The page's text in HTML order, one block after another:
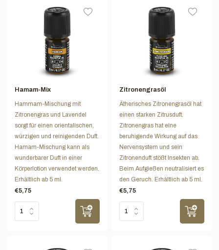
Hamam-Mix
Hammam-Mischung mit
Zitronengras und Lavendel
sorgt für einen orientalischen,
würzigen und reinigenden Duft.
Hamam-Mischung kann als
wunderbarer Duft in einer
Körperlotion verwendet werden.
Erhältlich ab 5 ml.
€5,75
Zitronengrasöl
Ätherisches Zitronengrasöl hat
einen starken Zitrusduft.
Zitronengras hat eine
beruhigende Wirkung auf das
Nervensystem und sein
Zitronenduft stößt Insekten ab.
Beim Aufgießen neutralisiert es
den Geruch. Erhältlich ab 5 ml.
€5,75